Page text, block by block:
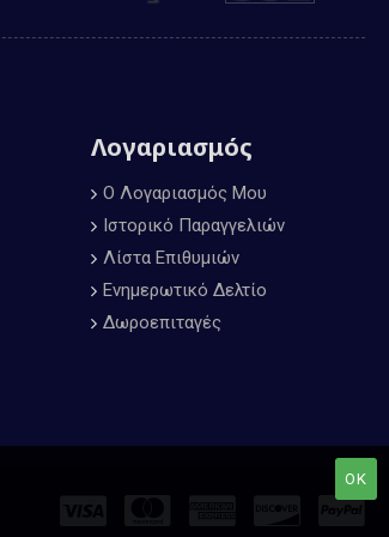
Λογαριασμός
Ο Λογαριασμός Μου
Ιστορικό Παραγγελιών
Λίστα Επιθυμιών
Ενημερωτικό Δελτίο
Δωροεπιταγές
OK